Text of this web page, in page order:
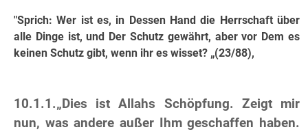
"Sprich: Wer ist es, in Dessen Hand die Herrschaft über
alle Dinge ist, und Der Schutz gewährt, aber vor Dem es
keinen Schutz gibt, wenn ihr es wisset? „(23/88),
10.1.1.„Dies ist Allahs Schöpfung. Zeigt mir
nun, was andere außer Ihm geschaffen haben.